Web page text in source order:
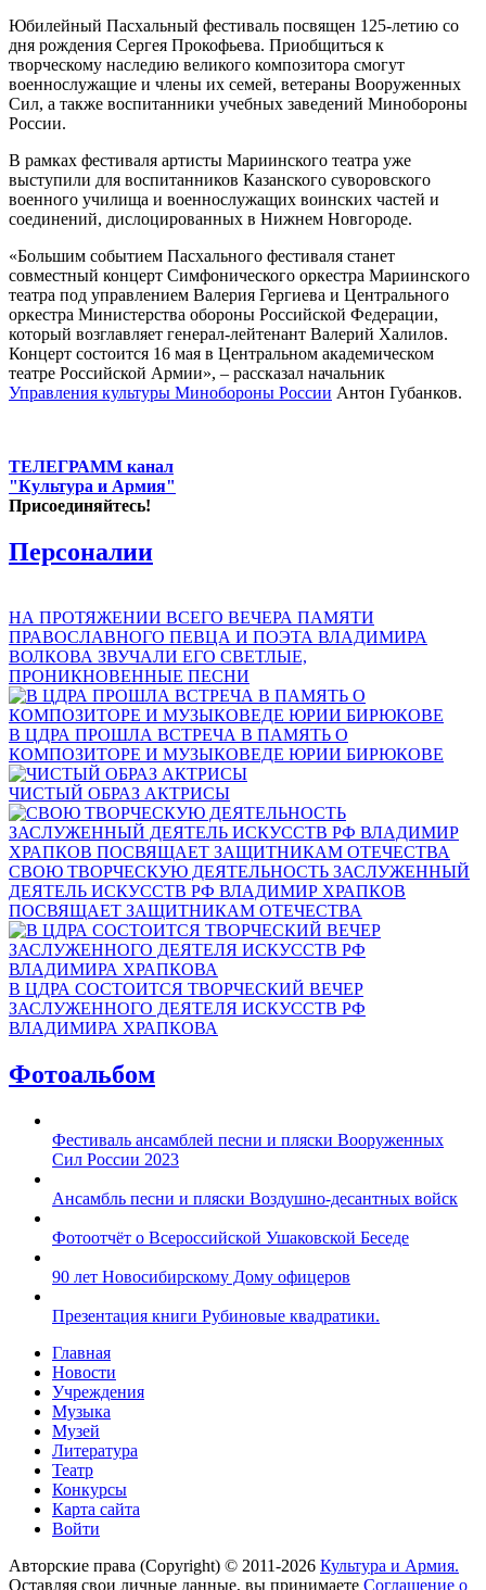
Юбилейный Пасхальный фестиваль посвящен 125-летию со
дня рождения Сергея Прокофьева. Приобщиться к
творческому наследию великого композитора смогут
военнослужащие и члены их семей, ветераны Вооруженных
Сил, а также воспитанники учебных заведений Минобороны
России.
В рамках фестиваля артисты Мариинского театра уже
выступили для воспитанников Казанского суворовского
военного училища и военнослужащих воинских частей и
соединений, дислоцированных в Нижнем Новгороде.
«Большим событием Пасхального фестиваля станет
совместный концерт Симфонического оркестра Мариинского
театра под управлением Валерия Гергиева и Центрального
оркестра Министерства обороны Российской Федерации,
который возглавляет генерал-лейтенант Валерий Халилов.
Концерт состоится 16 мая в Центральном академическом
театре Российской Армии», – рассказал начальник
Управления культуры Минобороны России Антон Губанков.
ТЕЛЕГРАММ канал
"Культура и Армия"
Присоединяйтесь!
Персоналии
НА ПРОТЯЖЕНИИ ВСЕГО ВЕЧЕРА ПАМЯТИ
ПРАВОСЛАВНОГО ПЕВЦА И ПОЭТА ВЛАДИМИРА
ВОЛКОВА ЗВУЧАЛИ ЕГО СВЕТЛЫЕ,
ПРОНИКНОВЕННЫЕ ПЕСНИ
В ЦДРА ПРОШЛА ВСТРЕЧА В ПАМЯТЬ О
КОМПОЗИТОРЕ И МУЗЫКОВЕДЕ ЮРИИ БИРЮКОВЕ
ЧИСТЫЙ ОБРАЗ АКТРИСЫ
СВОЮ ТВОРЧЕСКУЮ ДЕЯТЕЛЬНОСТЬ ЗАСЛУЖЕННЫЙ
ДЕЯТЕЛЬ ИСКУССТВ РФ ВЛАДИМИР ХРАПКОВ
ПОСВЯЩАЕТ ЗАЩИТНИКАМ ОТЕЧЕСТВА
В ЦДРА СОСТОИТСЯ ТВОРЧЕСКИЙ ВЕЧЕР
ЗАСЛУЖЕННОГО ДЕЯТЕЛЯ ИСКУССТВ РФ
ВЛАДИМИРА ХРАПКОВА
Фотоальбом
Фестиваль ансамблей песни и пляски Вооруженных
Сил России 2023
Ансамбль песни и пляски Воздушно-десантных войск
Фотоотчёт о Всероссийской Ушаковской Беседе
90 лет Новосибирскому Дому офицеров
Презентация книги Рубиновые квадратики.
Главная
Новости
Учреждения
Музыка
Музей
Литература
Театр
Конкурсы
Карта сайта
Войти
Авторские права (Copyright) © 2011-2026 Культура и Армия.
Оставляя свои личные данные, вы принимаете Соглашение о